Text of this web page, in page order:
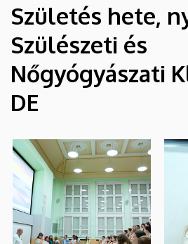
Születés hete,
Szülészeti és
Nőgyógyászati
DE